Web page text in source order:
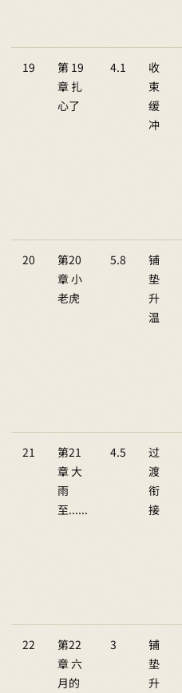
19
第 19
章 扎
心了
4.1
收
束
缓
冲
20
第20
章 小
老虎
5.8
铺
垫
升
温
21
第21
章 大
雨
至......
4.5
过
渡
衔
接
22
第22
章 六
月的
3
铺
垫
升